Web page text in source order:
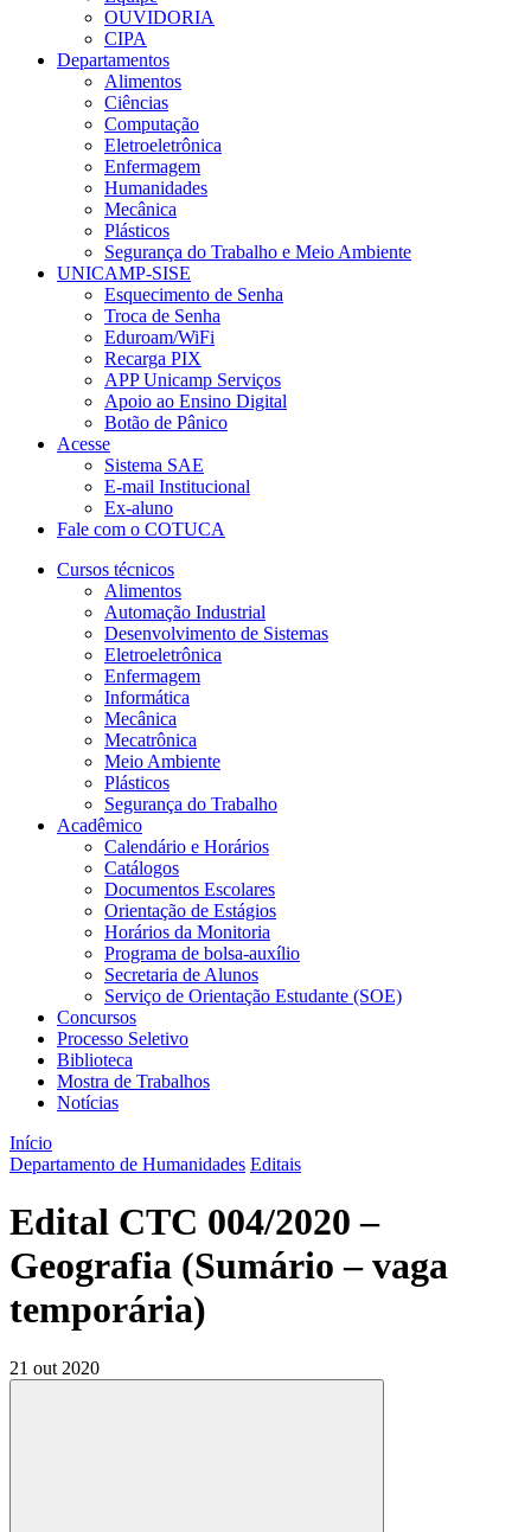
OUVIDORIA
CIPA
Departamentos
Alimentos
Ciências
Computação
Eletroeletrônica
Enfermagem
Humanidades
Mecânica
Plásticos
Segurança do Trabalho e Meio Ambiente
UNICAMP-SISE
Esquecimento de Senha
Troca de Senha
Eduroam/WiFi
Recarga PIX
APP Unicamp Serviços
Apoio ao Ensino Digital
Botão de Pânico
Acesse
Sistema SAE
E-mail Institucional
Ex-aluno
Fale com o COTUCA
Cursos técnicos
Alimentos
Automação Industrial
Desenvolvimento de Sistemas
Eletroeletrônica
Enfermagem
Informática
Mecânica
Mecatrônica
Meio Ambiente
Plásticos
Segurança do Trabalho
Acadêmico
Calendário e Horários
Catálogos
Documentos Escolares
Orientação de Estágios
Horários da Monitoria
Programa de bolsa-auxílio
Secretaria de Alunos
Serviço de Orientação Estudante (SOE)
Concursos
Processo Seletivo
Biblioteca
Mostra de Trabalhos
Notícias
Início
Departamento de Humanidades Editais
Edital CTC 004/2020 –
Geografia (Sumário – vaga
temporária)
21 out 2020